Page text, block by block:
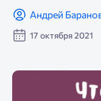
Андрей
17 октября 2021